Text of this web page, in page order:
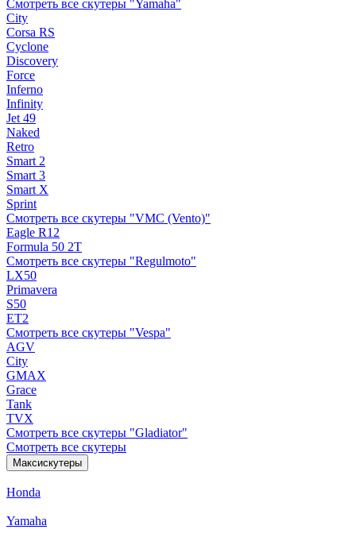
Смотреть все скутеры "Yamaha"
City
Corsa RS
Cyclone
Discovery
Force
Inferno
Infinity
Jet 49
Naked
Retro
Smart 2
Smart 3
Smart X
Sprint
Смотреть все скутеры "VMC (Vento)"
Eagle R12
Formula 50 2Т
Смотреть все скутеры "Regulmoto"
LX50
Primavera
S50
ET2
Смотреть все скутеры "Vespa"
AGV
City
GMAX
Grace
Tank
TVX
Смотреть все скутеры "Gladiator"
Смотреть все скутеры
Максискутеры
Honda
Yamaha